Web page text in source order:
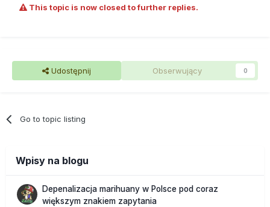
This topic is now closed to further replies.
Udostępnij Obserwujący 0
Go to topic listing
Wpisy na blogu
Depenalizacja marihuany w Polsce pod coraz
większym znakiem zapytania